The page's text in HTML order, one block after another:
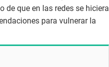
de que en las redes se hiciera
para vulnerar la